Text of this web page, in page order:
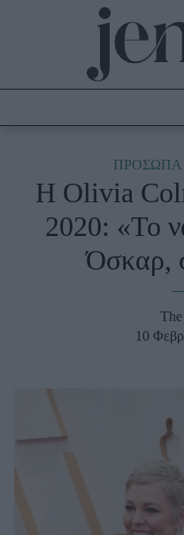
Culture
Fashion
Shopping
Beauty - Ομορφιά
Μαλλιά - Νύχια
ΠΡΟΣΩΠΑ
H Olivia
2020: «Το
Όσκαρ,
The
10